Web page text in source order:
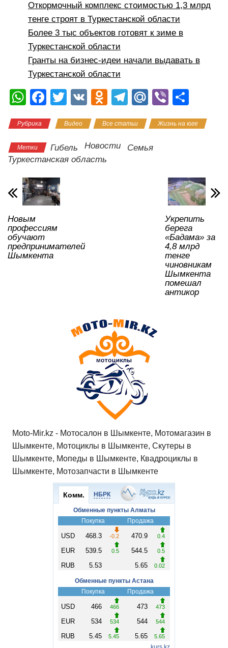
Откормочный комплекс стоимостью 1,3 млрд
тенге строят в Туркестанской области
Более 3 тыс объектов готовят к зиме в
Туркестанской области
Гранты на бизнес-идеи начали выдавать в
Туркестанской области
W
at
s
A
p
p
F
c
e
b
o
o
k
T
tt
er
V
O
n
o
T
e
gr
M
.R
u
Vi
er р
и
ть
Рубрика Видео Все статьи Жизнь на юге
Метки Гибель Новости
Семья
Туркестанская область
Новым
профессиям
обучают
предпринимателей
Шымкента
Укрепить
берега
«Бадама» за
4,8 млрд
тенге
чиновникам
Шымкента
помешал
антикор
Moto-Mir.kz - Мотосалон в Шымкенте, Мотомагазин в
Шымкенте, Мотоциклы в Шымкенте, Скутеры в
Шымкенте, Мопеды в Шымкенте, Квадроциклы в
Шымкенте, Мотозапчасти в Шымкенте